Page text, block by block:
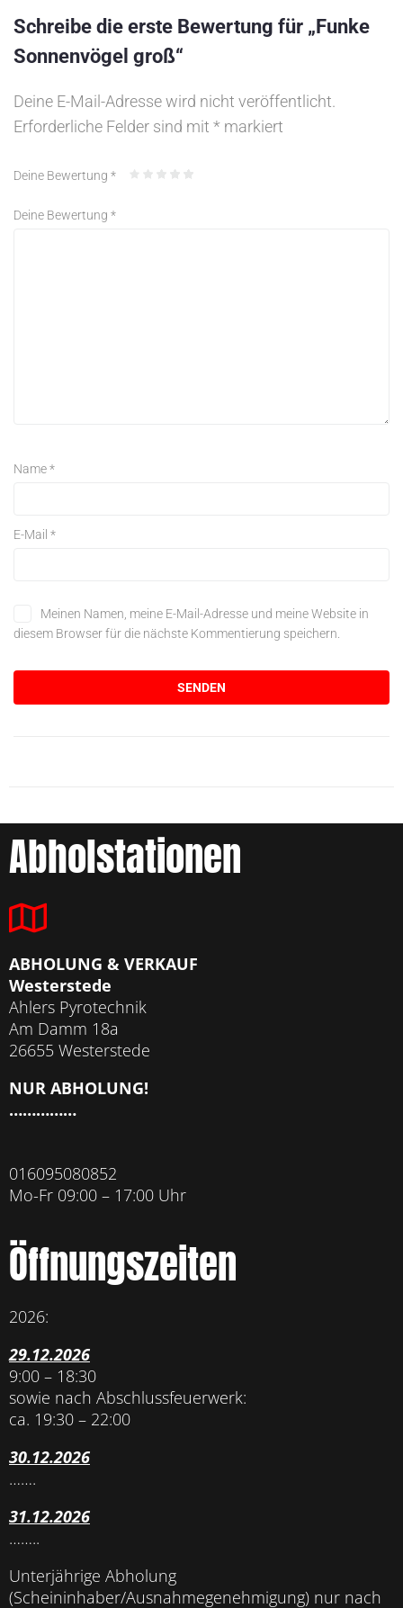
Schreibe die erste Bewertung für „Funke
Sonnenvögel groß“
Deine E-Mail-Adresse wird nicht veröffentlicht.
Erforderliche Felder sind mit * markiert
Deine Bewertung *
Deine Bewertung *
Name*
E-Mail *
Meinen Namen, meine E-Mail-Adresse und meine Website in
diesem Browser für die nächste Kommentierung speichern.
Abholstationen
ABHOLUNG & VERKAUF
Westerstede
Ahlers Pyrotechnik
Am Damm 18a
26655 Westerstede
NUR ABHOLUNG!
……………
016095080852
Mo-Fr 09:00 – 17:00 Uhr
Öffnungszeiten
2026:
29.12.2026
9:00 – 18:30
sowie nach Abschlussfeuerwerk:
ca. 19:30 – 22:00
30.12.2026
…….
31.12.2026
……..
Unterjährige Abholung
(Scheininhaber/Ausnahmegenehmigung) nur nach